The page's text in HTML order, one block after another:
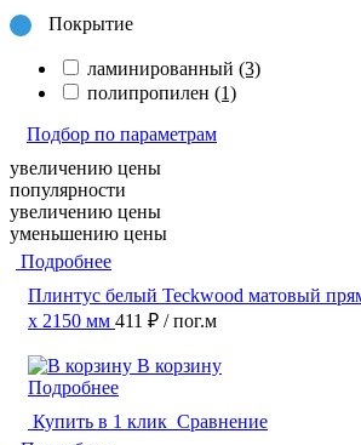
Покрытие
ламинированный (3)
полипропилен (1)
Подбор по параметрам
увеличению цены
популярности
увеличению цены
уменьшению цены
Подробнее
Плинтус белый Teckwood матовый
х 2150 мм 411 ₽ / пог.м
В корзину
Подробнее
Купить в 1 клик Сравнение